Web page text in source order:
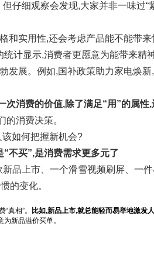
仔细观察会发现,大家并非一味过“
和实用性,还会考虑产品能不能带
计显示,消费者更愿意为能带来精
发展。例如,国补政策助力家电焕新
消费的价值,除了满足“用”的属
的消费决策。
如何把握新机会?
“不买”,是消费需求更多元了
品上市、一个滑雪视频刷屏、一
的变化。
真相”。 比如,新品上市,就总能轻而易举地激发
新品溢价买单。